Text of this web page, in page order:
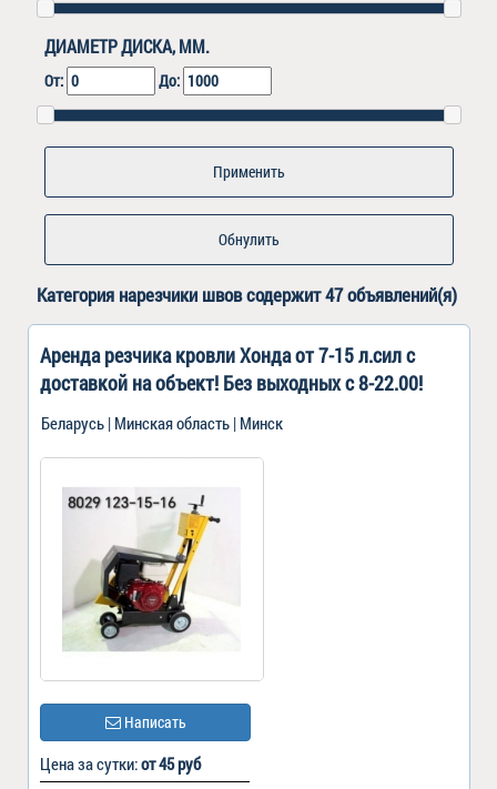
ДИАМЕТР ДИСКА, ММ.
От: До:
Обнулить
Категория нарезчики швовсодержит 47 объявлений(я)
Аренда резчика кровли Хонда от 7-15 л.сил с
доставкой на объект! Без выходных с 8-22.00!
Беларусь | Минская область | Минск
Написать
Цена за сутки:от 45 руб